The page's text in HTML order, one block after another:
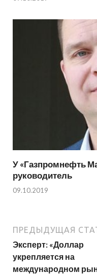
У «Газпромнефть
руководитель
09.10.2019
ПРЕДЫДУЩАЯ
Эксперт: «Доллар
укрепляется на
международном